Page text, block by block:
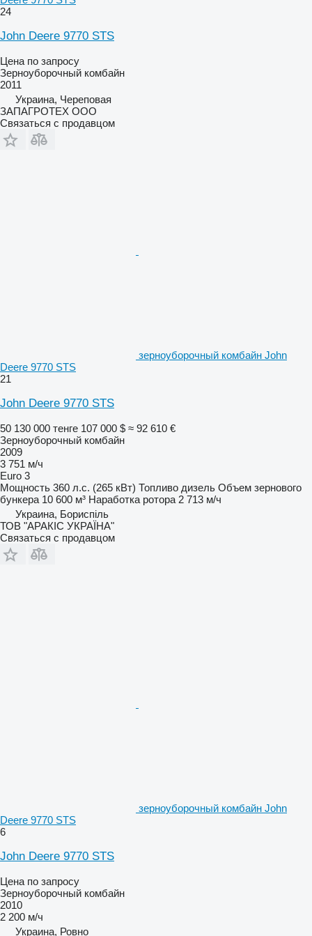
24
John Deere 9770 STS
Цена по запросу
Зерноуборочный комбайн
2011
Украина, Череповая
ЗАПАГРОТЕХ ООО
Связаться с продавцом
зерноуборочный комбайн John
Deere 9770 STS
21
John Deere 9770 STS
50 130 000 тенге 107 000 $ ≈ 92 610 €
Зерноуборочный комбайн
2009
3 751 м/ч
Euro 3
Мощность 360 л.с. (265 кВт) Топливо дизель Объем зернового
бункера 10 600 м³ Наработка ротора 2 713 м/ч
Украина, Бориспіль
ТОВ "АРАКІС УКРАЇНА"
Связаться с продавцом
зерноуборочный комбайн John
Deere 9770 STS
6
John Deere 9770 STS
Цена по запросу
Зерноуборочный комбайн
2010
2 200 м/ч
Украина, Ровно